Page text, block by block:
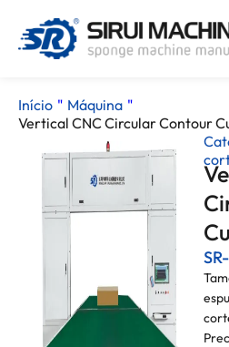
Início " Máquina "
Vertical CNC Circular Contour